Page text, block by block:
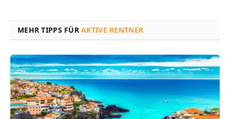
MEHR TIPPS FÜRAKTIVE RENTNER